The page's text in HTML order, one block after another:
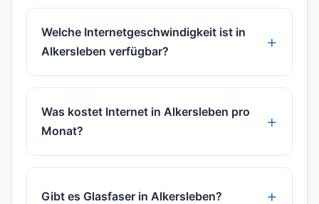
Welche Internetgeschwindigkeit ist in
Alkersleben verfügbar?
Was kostet Internet in Alkersleben pro
Monat?
Gibt es Glasfaser in Alkersleben?